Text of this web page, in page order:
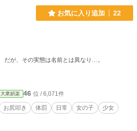
お気に入り追加 22
ここは幸せな施設“天使の家”。 だが、その実態は名前とは異なり…。
大衆娯楽 46 位 / 6,071件
お尻叩き 体罰 日常 女の子
少女